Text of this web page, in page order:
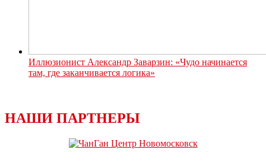
Иллюзионист Александр Заварзин: «Чудо начинается
там, где заканчивается логика»
НАШИ ПАРТНЕРЫ